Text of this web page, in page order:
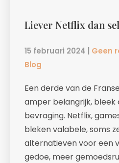
Liever Netflix dan
15 februari 2024 | Geen
Blog
Een derde van de
amper belangrijk, bleek
bevraging. Netflix,
bleken valabele, soms
alternatieven voor een
gedoe, meer